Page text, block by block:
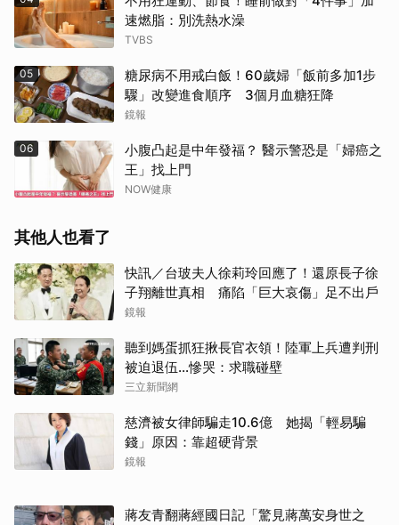
速燃脂：別洗熱水澡
TVBS
05
糖尿病不用戒白飯！60歲婦「飯前多加1步
驟」改變進食順序 3個月血糖狂降
鏡報
06
小腹凸起是中年發福？ 醫示警恐是「婦癌之
王」找上門
NOW健康
其他人也看了
快訊／台玻夫人徐莉玲回應了！還原長子徐
子翔離世真相 痛陷「巨大哀傷」足不出戶
鏡報
聽到媽蛋抓狂揪長官衣領！陸軍上兵遭判刑
被迫退伍…慘哭：求職碰壁
三立新聞網
慈濟被女律師騙走10.6億 她揭「輕易騙
錢」原因：靠超硬背景
鏡報
蔣友青翻蔣經國日記「驚見蔣萬安身世之